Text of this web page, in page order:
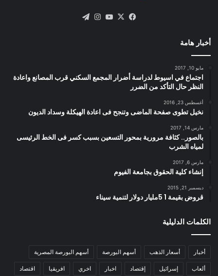
فيسبوك
X يوتيوبانستقرام
أخبار هامة
مايو 10, 2017
اجتماع في اسيوط لدراسة أضرار المجمع السكني قرب المصانع واعادة
النظر حال التأكد من الضرر
أغسطس 23, 2016
نخيل تطوى صفحة الماضى وتنجح فى اعادة الهيكلة وسداد الديون
مارس 14, 2017
بالصور.. كثافة مرورية بمحور التسعين بسبب كسر فى الخط الرئيسى
لمياه الشرب
مارس 6, 2017
إنشاء كلية الحقوق بجامعة الفيوم
ديسمبر 21, 2015
قروض بقيمة 1 5مليار دولار لتنمية سيناء
الكلمات الدليلية
أخبار أسعار الذهب أسهم البورصة أسهم البورصة المصرية
ألعاب إسرائيل إقتصاد اخبار اخري افريقيا اقتصاد